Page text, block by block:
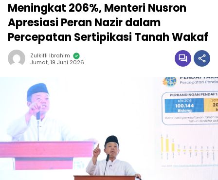
Meningkat 206%, Menteri Nusron
Apresiasi Peran Nazir dalam
Percepatan Sertipikasi Tanah Wakaf
Zulkifli Ibrahim
Jumat, 19 Juni 2026